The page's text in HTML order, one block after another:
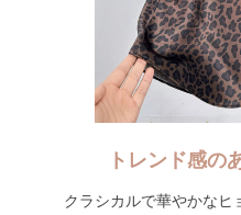
トレンド感の
クラシカルで華やかなヒ